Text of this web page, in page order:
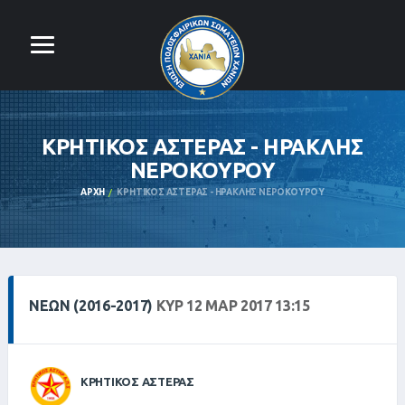
ΚΡΗΤΙΚΟΣ ΑΣΤΕΡΑΣ - ΗΡΑΚΛΗΣ
ΝΕΡΟΚΟΥΡΟΥ
ΑΡΧΉ ΚΡΗΤΙΚΟΣ ΑΣΤΕΡΑΣ - ΗΡΑΚΛΗΣ ΝΕΡΟΚΟΥΡΟΥ
ΝΕΩΝ (2016-2017) ΚΥΡ 12 ΜΑΡ 2017 13:15
ΚΡΗΤΙΚΟΣ ΑΣΤΕΡΑΣ